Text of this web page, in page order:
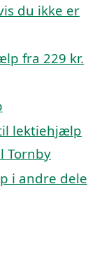
du ikke er
fra 229 kr.
lektiehjælp
Tornby
i andre dele